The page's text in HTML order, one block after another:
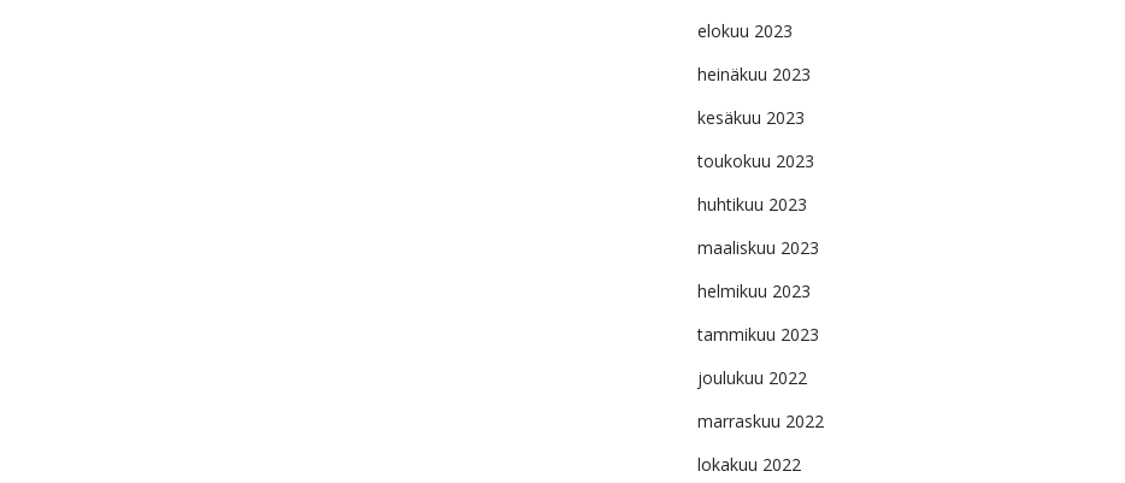
elokuu 2023
heinäkuu 2023
kesäkuu 2023
toukokuu 2023
huhtikuu 2023
maaliskuu 2023
helmikuu 2023
tammikuu 2023
joulukuu 2022
marraskuu 2022
lokakuu 2022